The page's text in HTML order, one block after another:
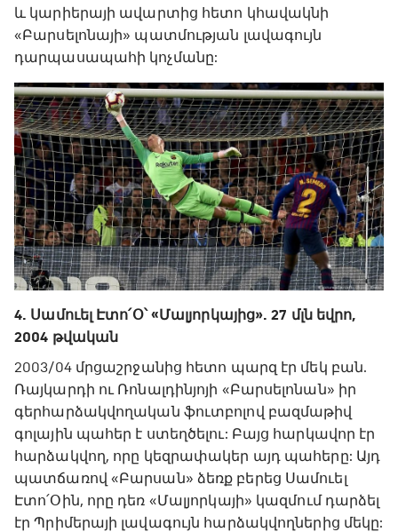
և կարիերայի ավարտից հետո կհավակնի
«Բարսելոնայի» պատմության լավագույն
դարպասապահի կոչմանը:
4. Սամուել Էտո՛Օ՝ «Մալյորկայից». 27 մլն եվրո,
2004 թվական
2003/04 մրցաշրջանից հետո պարզ էր մեկ բան.
Ռայկարդի ու Ռոնալդինյոյի «Բարսելոնան» իր
գերհարձակվողական ֆուտբոլով բազմաթիվ
գոլային պահեր է ստեղծելու: Բայց հարկավոր էր
հարձակվող, որը կեզրափակեր այդ պահերը: Այդ
պատճառով «Բարսան» ձեռք բերեց Սամուել
Էտո՛Օին, որը դեռ «Մալյորկայի» կազմում դարձել
էր Պրիմերայի լավագույն հարձակվողներից մեկը: